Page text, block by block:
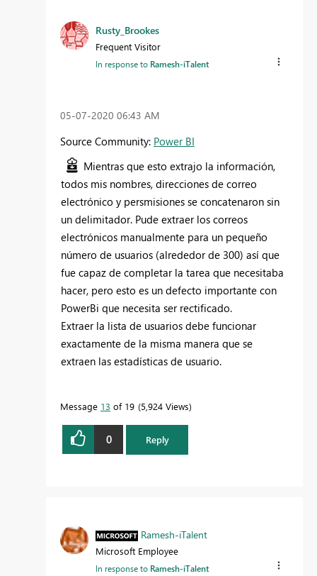
Rusty_Brookes
Frequent Visitor
In response to Ramesh-iTalent
‎05-07-2020 06:43 AM
Source Community: Power BI
Mientras que esto extrajo la información,
todos mis nombres, direcciones de correo
electrónico y persmisiones se concatenaron sin
un delimitador. Pude extraer los correos
electrónicos manualmente para un pequeño
número de usuarios (alrededor de 300) así que
fue capaz de completar la tarea que necesitaba
hacer, pero esto es un defecto importante con
PowerBi que necesita ser rectificado.
Extraer la lista de usuarios debe funcionar
exactamente de la misma manera que se
extraen las estadísticas de usuario.
Message 13 of 19 5,924 Views
0 Reply
Ramesh-iTalent
Microsoft Employee
In response to Ramesh-iTalent